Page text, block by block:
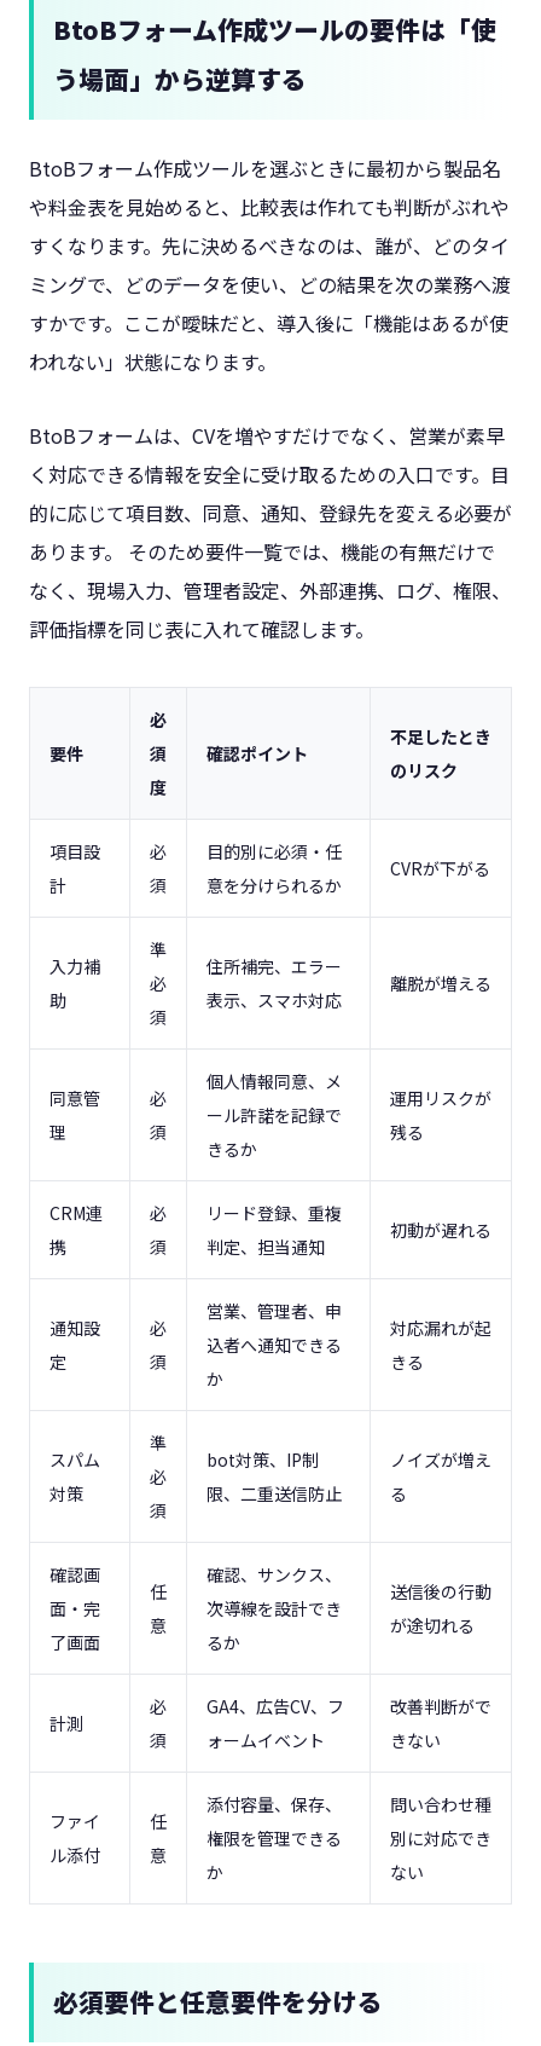
BtoBフォーム作成ツールの要件は「使
う場面」から逆算する
BtoBフォーム作成ツールを選ぶときに最初から製品名
や料金表を見始めると、比較表は作れても判断がぶれや
すくなります。先に決めるべきなのは、誰が、どのタイ
ミングで、どのデータを使い、どの結果を次の業務へ渡
すかです。ここが曖昧だと、導入後に「機能はあるが使
われない」状態になります。
BtoBフォームは、CVを増やすだけでなく、営業が素早
く対応できる情報を安全に受け取るための入口です。目
的に応じて項目数、同意、通知、登録先を変える必要が
あります。 そのため要件一覧では、機能の有無だけで
なく、現場入力、管理者設定、外部連携、ログ、権限、
評価指標を同じ表に入れて確認します。
要件
必
須
度
確認ポイント
不足したとき
のリスク
項目設
計
必
須
目的別に必須・任
意を分けられるか
CVRが下がる
入力補
助
準
必
須
住所補完、エラー
表示、スマホ対応
離脱が増える
同意管
理
必
須
個人情報同意、メ
ール許諾を記録で
きるか
運用リスクが
残る
CRM連
携
必
須
リード登録、重複
判定、担当通知
初動が遅れる
通知設
定
必
須
営業、管理者、申
込者へ通知できる
か
対応漏れが起
きる
スパム
対策
準
必
須
bot対策、IP制
限、二重送信防止
ノイズが増え
る
確認画
面・完
了画面
任
意
確認、サンクス、
次導線を設計でき
るか
送信後の行動
が途切れる
計測
必
須
GA4、広告CV、フ
ォームイベント
改善判断がで
きない
ファイ
ル添付
任
意
添付容量、保存、
権限を管理できる
か
問い合わせ種
別に対応でき
ない
必須要件と任意要件を分ける